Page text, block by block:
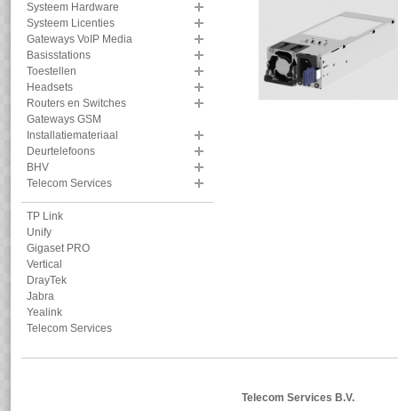
Systeem Hardware
Systeem Licenties
Gateways VoIP Media
Basisstations
Toestellen
Headsets
Routers en Switches
Gateways GSM
Installatiemateriaal
Deurtelefoons
BHV
Telecom Services
TP Link
Unify
Gigaset PRO
Vertical
DrayTek
Jabra
Yealink
Telecom Services
Telecom Services B.V.